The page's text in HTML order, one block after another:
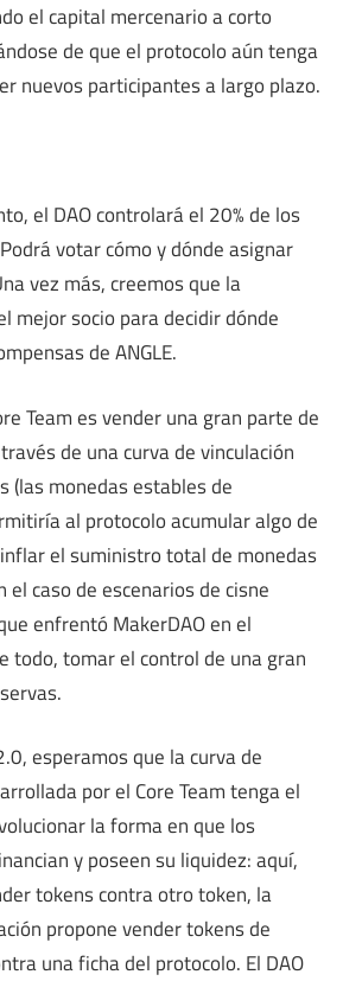
el capital mercenario a corto
de que el protocolo aún tenga
nuevos participantes a largo plazo.
el DAO controlará el 20% de los
votar cómo y dónde asignar
vez más, creemos que la
mejor socio para decidir dónde
de ANGLE.
Team es vender una gran parte de
de una curva de vinculación
(las monedas estables de
al protocolo acumular algo de
el suministro total de monedas
el caso de escenarios de cisne
enfrentó MakerDAO en el
todo, tomar el control de una gran
esperamos que la curva de
por el Core Team tenga el
la forma en que los
y poseen su liquidez: aquí,
tokens contra otro token, la
propone vender tokens de
una ficha del protocolo. El DAO